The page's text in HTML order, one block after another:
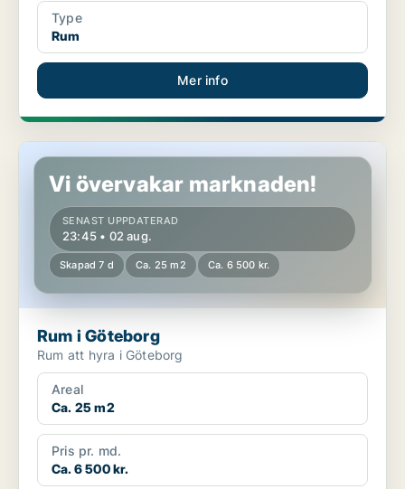
Type
Rum
Mer info
Rum i Göteborg
Vi övervakar marknaden!
SENAST UPPDATERAD
23:45 • 02 aug.
Skapad 7 d Ca. 25 m2 Ca. 6 500 kr.
Rum i Göteborg
Rum att hyra i Göteborg
Areal
Ca. 25 m2
Pris pr. md.
Ca. 6 500 kr.